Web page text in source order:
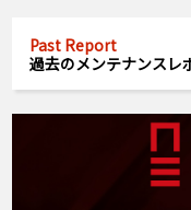
Past Report
過去のメンテナンスレ